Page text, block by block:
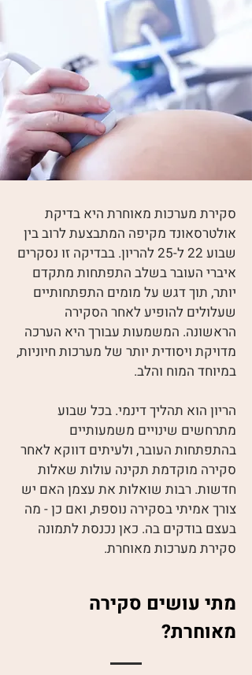
סקירת מערכות מאוחרת היא בדיקת
אולטרסאונד מקיפה המתבצעת לרוב בין
שבוע 22 ל-25 להריון. בבדיקה זו נסקרים
איברי העובר בשלב התפתחות מתקדם
יותר, תוך דגש על מומים התפתחותיים
שעלולים להופיע לאחר הסקירה
הראשונה. המשמעות עבורך היא הערכה
מדויקת ויסודית יותר של מערכות חיוניות,
במיוחד המוח והלב.
הריון הוא תהליך דינמי. בכל שבוע
מתרחשים שינויים משמעותיים
בהתפתחות העובר, ולעיתים דווקא לאחר
סקירה מוקדמת תקינה עולות שאלות
חדשות. רבות שואלות את עצמן האם יש
צורך אמיתי בסקירה נוספת, ואם כן - מה
בעצם בודקים בה. כאן נכנסת לתמונה
סקירת מערכות מאוחרת.
מתי עושים סקירה
מאוחרת?